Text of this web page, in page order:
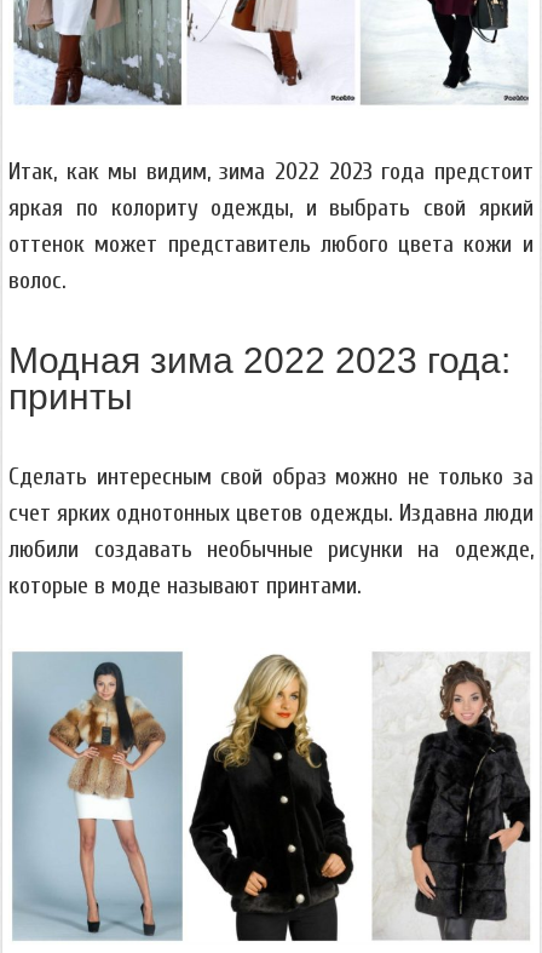
Итак, как мы видим, зима 2022 2023 года предстоит
яркая по колориту одежды, и выбрать свой яркий
оттенок может представитель любого цвета кожи и
волос.
Модная зима 2022 2023 года:
принты
Сделать интересным свой образ можно не только за
счет ярких однотонных цветов одежды. Издавна люди
любили создавать необычные рисунки на одежде,
которые в моде называют принтами.